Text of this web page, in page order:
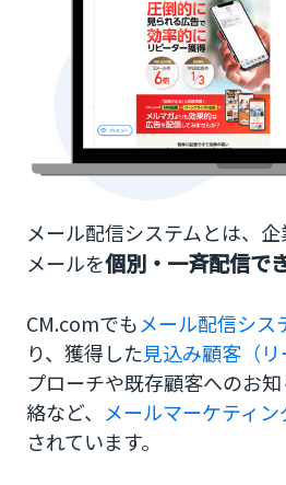
5.ターゲティング配信ができ
6.セキュリティが強化される
7.業務効率化につながる
メール配信システムのデメ
1.スパム・迷惑メール判定
2.リスト作成に時間を要する
3.利用料金が高い
4.開封率が低い
5.効果が出にくい
メール配信システムの選び方
メール配信システムとは、
メールを個別・一斉配信で
CM.comでもメール配信シス
り、獲得した見込み顧客（リ
プローチや既存顧客へのお
絡など、 メールマーケティン
されています。